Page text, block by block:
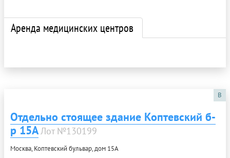
Аренда медицинских центров
B
Отдельно стоящее здание Коптевский б-
р 15АЛот №130199
Москва, Коптевский бульвар, дом 15А